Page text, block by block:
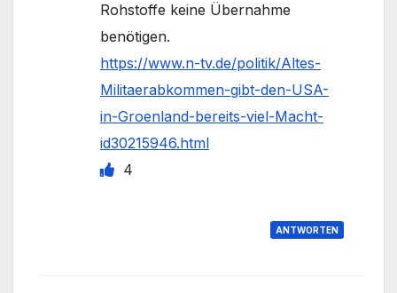
Rohstoffe keine Übernahme
benötigen.
https://www.n-tv.de/politik/Altes-
Militaerabkommen-gibt-den-USA-
in-Groenland-bereits-viel-Macht-
id30215946.html
4
ANTWORTEN